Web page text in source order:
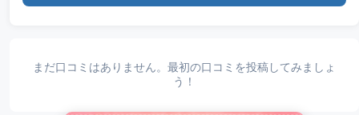
まだ口コミはありません。最初の口コミを投稿してみましょ
う！